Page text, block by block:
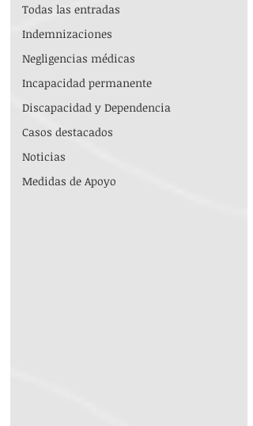
Todas las entradas
Indemnizaciones
Negligencias médicas
Incapacidad permanente
Discapacidad y Dependencia
Casos destacados
Noticias
Medidas de Apoyo